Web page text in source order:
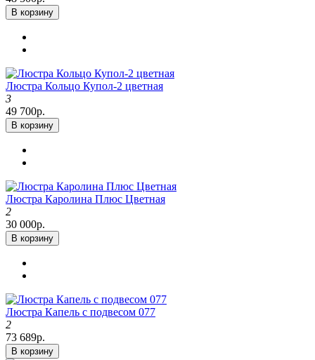
В корзину
Люстра Кольцо Купол-2 цветная
3
49 700р.
В корзину
Люстра Каролина Плюс Цветная
2
30 000р.
В корзину
Люстра Капель с подвесом 077
2
73 689р.
В корзину